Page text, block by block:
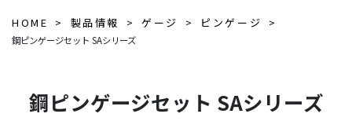
HOME 製品情報 ゲージ ピンゲージ
鋼ピンゲージセット SAシリーズ
鋼ピンゲージセット SAシリーズ